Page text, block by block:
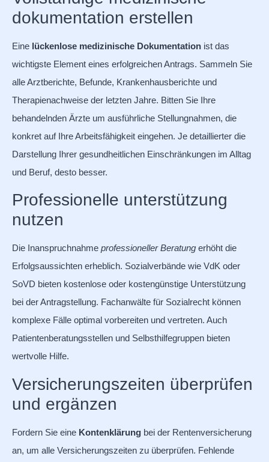
dokumentation erstellen
Eine lückenlose medizinische Dokumentation ist das
wichtigste Element eines erfolgreichen Antrags. Sammeln Sie
alle Arztberichte, Befunde, Krankenhausberichte und
Therapienachweise der letzten Jahre. Bitten Sie Ihre
behandelnden Ärzte um ausführliche Stellungnahmen, die
konkret auf Ihre Arbeitsfähigkeit eingehen. Je detaillierter die
Darstellung Ihrer gesundheitlichen Einschränkungen im Alltag
und Beruf, desto besser.
Professionelle unterstützung
nutzen
Die Inanspruchnahme professioneller Beratung erhöht die
Erfolgsaussichten erheblich. Sozialverbände wie VdK oder
SoVD bieten kostenlose oder kostengünstige Unterstützung
bei der Antragstellung. Fachanwälte für Sozialrecht können
komplexe Fälle optimal vorbereiten und vertreten. Auch
Patientenberatungsstellen und Selbsthilfegruppen bieten
wertvolle Hilfe.
Versicherungszeiten überprüfen
und ergänzen
Fordern Sie eine Kontenklärung bei der Rentenversicherung
an, um alle Versicherungszeiten zu überprüfen. Fehlende